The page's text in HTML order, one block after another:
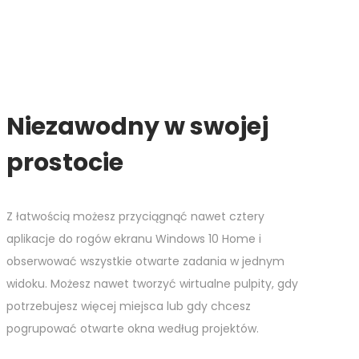
Niezawodny w swojej
prostocie
Z łatwością możesz przyciągnąć nawet cztery
aplikacje do rogów ekranu Windows 10 Home i
obserwować wszystkie otwarte zadania w jednym
widoku. Możesz nawet tworzyć wirtualne pulpity, gdy
potrzebujesz więcej miejsca lub gdy chcesz
pogrupować otwarte okna według projektów.